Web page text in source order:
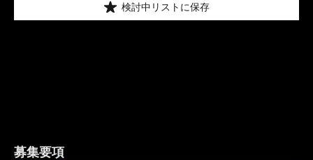
検討中リストに保存
募集要項